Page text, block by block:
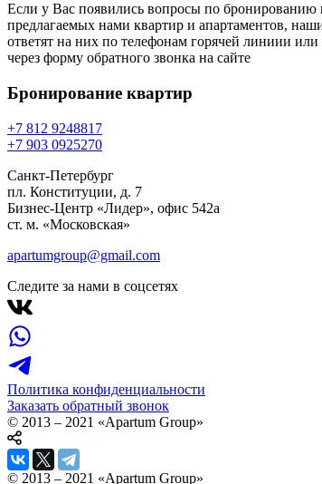
Если у Вас появились вопросы по бронированию
предлагаемых нами квартир и апартаментов,
ответят на них по телефонам горячей линиии
через форму обратного звонка на сайте
Бронирование квартир
+7 812 9248817
+7 903 0925270
Санкт-Петербург
пл. Конституции, д. 7
Бизнес-Центр «Лидер», офис 542a
ст. м. «Московская»
apartumgroup@gmail.com
Следите за нами в соцсетях
Политика конфиденциальности
Заказать обратный звонок
© 2013 – 2021 «Apartum Group»
© 2013 – 2021 «Apartum Group»